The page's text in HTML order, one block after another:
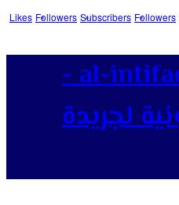
Likes Followers Subscribers Followers
al-intifada -
لجريدة